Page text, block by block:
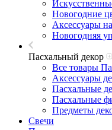
Новогодние
Аксессуары
Новогодняя
Пасхальный декор
Все товары
Аксессуары
Пасхальные
Пасхальные
Предметы
Свечи